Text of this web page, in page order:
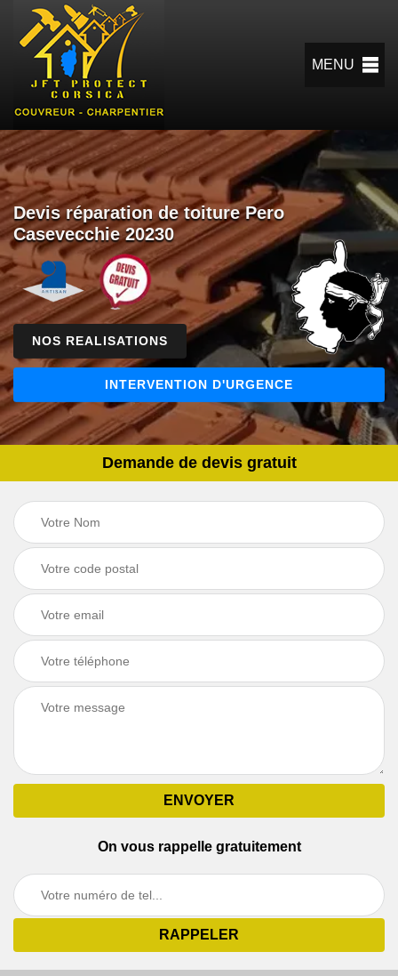
MENU
Devis réparation de toiture Pero
Casevecchie 20230
NOS REALISATIONS
INTERVENTION D'URGENCE
Demande de devis gratuit
On vous rappelle gratuitement